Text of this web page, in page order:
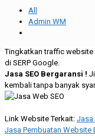
All
Admin WM
Tingkatkan traffic website
di SERP Google.
Jasa SEO Bergaransi !
kembali tanpa banyak
Link Website Terkait: Jasa
Jasa Pembuatan Website